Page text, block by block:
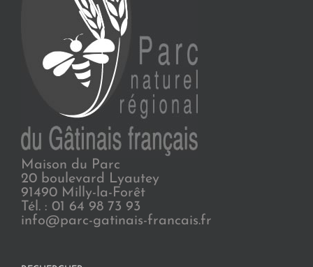
Maison du Parc
20 boulevard Lyautey
91490 Milly-la-Forêt
Tél. : 01 64 98 73 93
info@parc-gatinais-francais.fr